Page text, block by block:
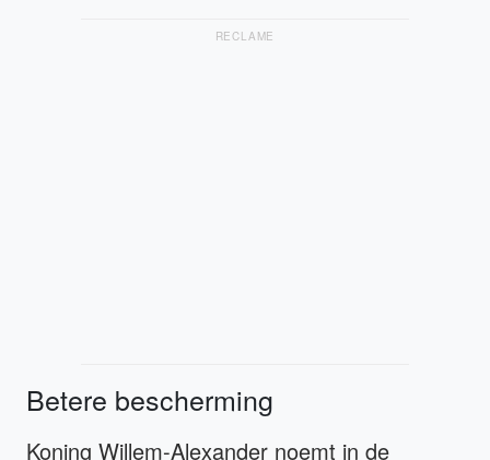
RECLAME
Betere bescherming
Koning Willem-Alexander noemt in de